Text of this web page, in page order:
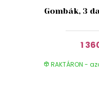
Gombák, 3
1
RAKTÁRON -